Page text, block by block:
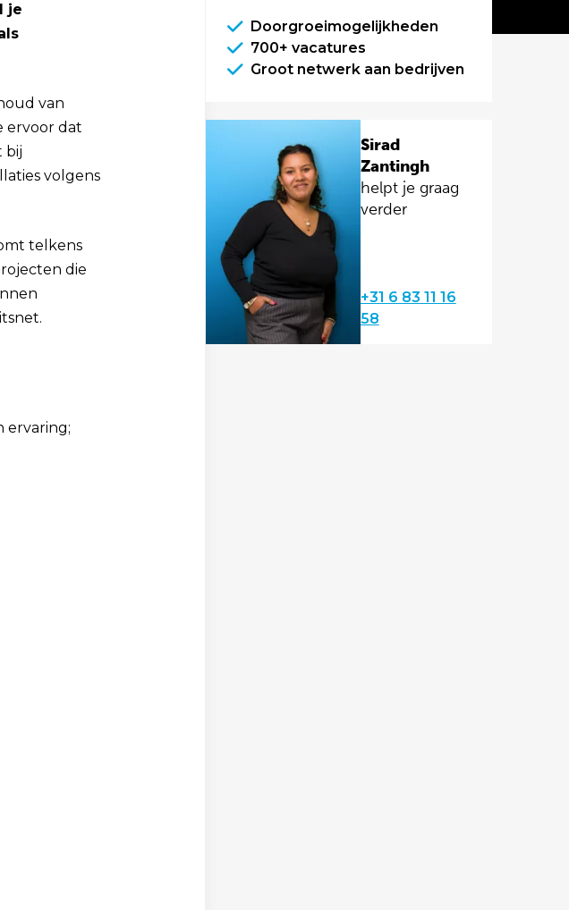
je
van
ervoor dat
bij
volgens
telkens
die
ervaring;
Doorgroeimogelijkheden
700+ vacatures
Groot netwerk aan bedrijven
Sirad
Zantingh
helpt je graag
verder
+31 6 83 11 16
58